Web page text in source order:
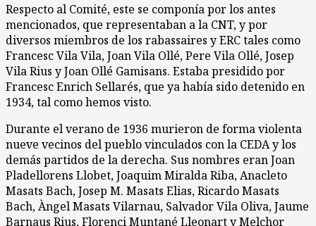
Respecto al Comité, este se componía por los antes
mencionados, que representaban a la CNT, y por
diversos miembros de los rabassaires y ERC tales como
Francesc Vila Vila, Joan Vila Ollé, Pere Vila Ollé, Josep
Vila Rius y Joan Ollé Gamisans. Estaba presidido por
Francesc Enrich Sellarés, que ya había sido detenido en
1934, tal como hemos visto.
Durante el verano de 1936 murieron de forma violenta
nueve vecinos del pueblo vinculados con la CEDA y los
demás partidos de la derecha. Sus nombres eran Joan
Pladellorens Llobet, Joaquim Miralda Riba, Anacleto
Masats Bach, Josep M. Masats Elias, Ricardo Masats
Bach, Àngel Masats Vilarnau, Salvador Vila Oliva, Jaume
Barnaus Rius, Florenci Muntané Lleonart y Melchor